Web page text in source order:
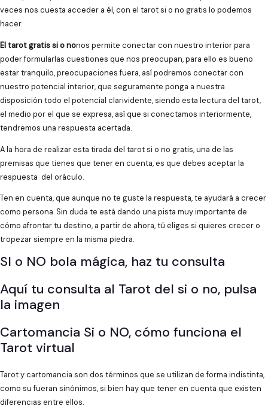
veces nos cuesta acceder a él, con el tarot si o no gratis lo podemos
hacer.
El tarot gratis si o nonos permite conectar con nuestro interior para
poder formularlas cuestiones que nos preocupan, para ello es bueno
estar tranquilo, preocupaciones fuera, así podremos conectar con
nuestro potencial interior, que seguramente ponga a nuestra
disposición todo el potencial clarividente, siendo esta lectura del tarot,
el medio por el que se expresa, así que si conectamos interiormente,
tendremos una respuesta acertada.
A la hora de realizar esta tirada del tarot si o no gratis, una de las
premisas que tienes que tener en cuenta, es que debes aceptar la
respuesta del oráculo.
Ten en cuenta, que aunque no te guste la respuesta, te ayudará a crecer
como persona. Sin duda te está dando una pista muy importante de
cómo afrontar tu destino, a partir de ahora, tú eliges si quieres crecer o
tropezar siempre en la misma piedra.
SI o NO bola mágica, haz tu consulta
Aquí tu consulta al Tarot del si o no, pulsa
la imagen
Cartomancia Si o NO, cómo funciona el
Tarot virtual
Tarot y cartomancia son dos términos que se utilizan de forma indistinta,
como su fueran sinónimos, si bien hay que tener en cuenta que existen
diferencias entre ellos.